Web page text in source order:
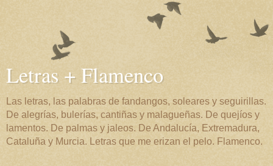
Letras + Flamenco
Las letras, las palabras de fandangos, soleares y seguirillas.
De alegrías, bulerías, cantiñas y malagueñas. De quejíos y
lamentos. De palmas y jaleos. De Andalucía, Extremadura,
Cataluña y Murcia. Letras que me erizan el pelo. Flamenco.